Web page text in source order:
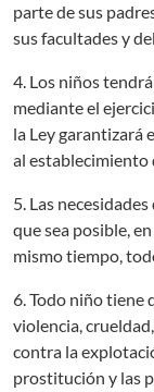
parte de sus
sus facultades y
4. Los niños
mediante el
la Ley garantizará
al establecimiento
5. Las
que sea posible,
mismo tiempo,
6. Todo niño tiene
violencia,
contra la
prostitución y las